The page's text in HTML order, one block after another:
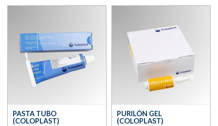
PASTA TUBO
(COLOPLAST)
PURILÓN GEL
(COLOPLAST)